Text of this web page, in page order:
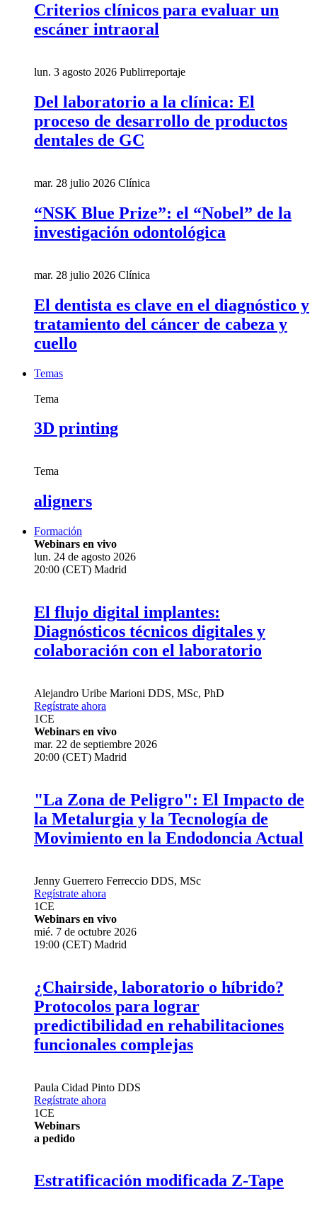
Criterios clínicos para evaluar un
escáner intraoral
lun. 3 agosto 2026 Publirreportaje
Del laboratorio a la clínica: El
proceso de desarrollo de productos
dentales de GC
mar. 28 julio 2026 Clínica
“NSK Blue Prize”: el “Nobel” de la
investigación odontológica
mar. 28 julio 2026 Clínica
El dentista es clave en el diagnóstico y
tratamiento del cáncer de cabeza y
cuello
Temas
Tema
3D printing
Tema
aligners
Formación
Webinars en vivo
lun. 24 de agosto 2026
20:00 (CET) Madrid
El flujo digital implantes:
Diagnósticos técnicos digitales y
colaboración con el laboratorio
Alejandro Uribe Marioni DDS, MSc, PhD
Regístrate ahora
1CE
Webinars en vivo
mar. 22 de septiembre 2026
20:00 (CET) Madrid
"La Zona de Peligro": El Impacto de
la Metalurgia y la Tecnología de
Movimiento en la Endodoncia Actual
Jenny Guerrero Ferreccio DDS, MSc
Regístrate ahora
1CE
Webinars en vivo
mié. 7 de octubre 2026
19:00 (CET) Madrid
¿Chairside, laboratorio o híbrido?
Protocolos para lograr
predictibilidad en rehabilitaciones
funcionales complejas
Paula Cidad Pinto DDS
Regístrate ahora
1CE
Webinars
a pedido
Estratificación modificada Z-Tape